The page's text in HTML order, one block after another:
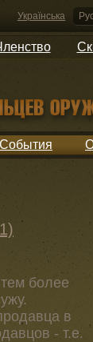
Українська
События
более
в
- т.е.